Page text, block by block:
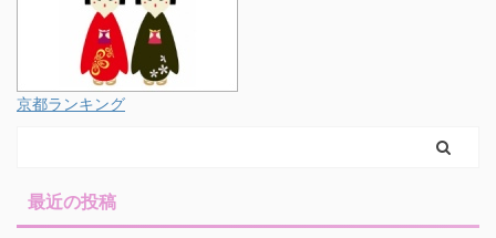
京都ランキング
最近の投稿